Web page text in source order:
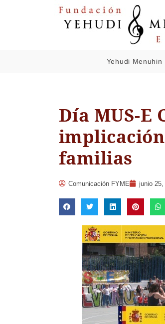
Yehudi Menuhin
Día MUS-E
familias
Comunicación FYME junio 25,